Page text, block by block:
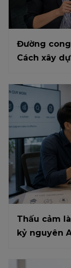
Đường
Cách xây
Thấu cảm
kỷ nguyên